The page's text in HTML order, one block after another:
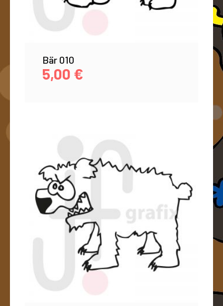
Bär 010
5,00 €